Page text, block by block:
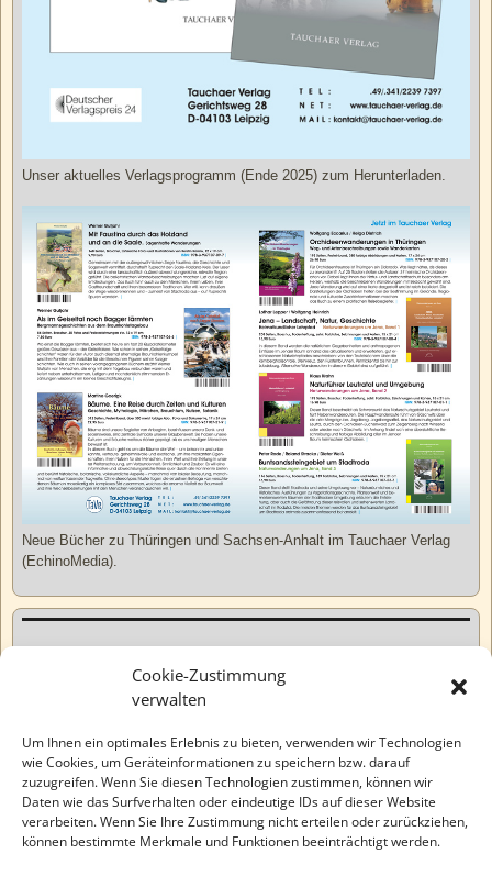
Cookie-Zustimmung
verwalten
Um Ihnen ein optimales Erlebnis zu bieten, verwenden wir Technologien
wie Cookies, um Geräteinformationen zu speichern bzw. darauf
zuzugreifen. Wenn Sie diesen Technologien zustimmen, können wir
Daten wie das Surfverhalten oder eindeutige IDs auf dieser Website
verarbeiten. Wenn Sie Ihre Zustimmung nicht erteilen oder zurückziehen,
können bestimmte Merkmale und Funktionen beeinträchtigt werden.
Unser aktuelles Verlagsprogramm (Ende 2025) zum Herunterladen.
Neue Bücher zu Thüringen und Sachsen-Anhalt im Tauchaer Verlag
(EchinoMedia).
Varia